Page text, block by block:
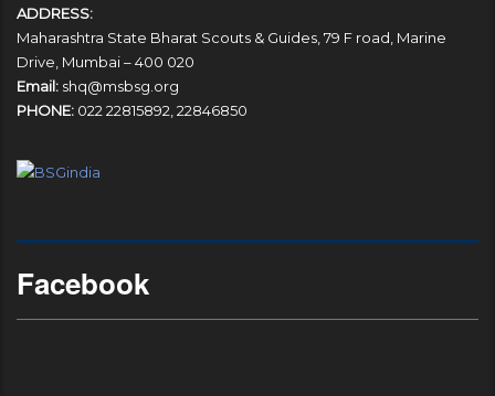
ADDRESS:
Maharashtra State Bharat Scouts & Guides, 79 F road, Marine
Drive, Mumbai – 400 020
Email: shq@msbsg.org
PHONE: 022 22815892, 22846850
Facebook